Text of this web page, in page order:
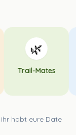
🌿
Trail-Mates
habt eure Date